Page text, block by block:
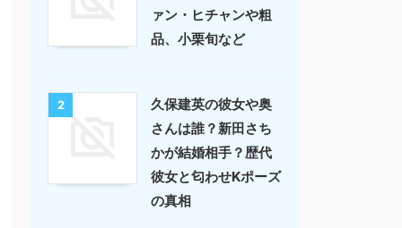
ァン・ヒチャンや粗
品、小栗旬など
2
久保建英の彼女や奥
さんは誰？新田さち
かが結婚相手？歴代
彼女と匂わせKポーズ
の真相